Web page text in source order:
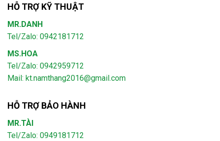
HỖ TRỢ KỸ THUẬT
MR.DANH
Tel/Zalo: 0942181712
MS.HOA
Tel/Zalo: 0942959712
Mail: kt.namthang2016@gmail.com
HỖ TRỢ BẢO HÀNH
MR.TÀI
Tel/Zalo: 0949181712